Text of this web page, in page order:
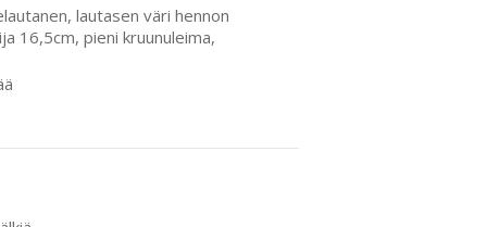
lautasen väri hennon
16,5cm, pieni kruunuleima,